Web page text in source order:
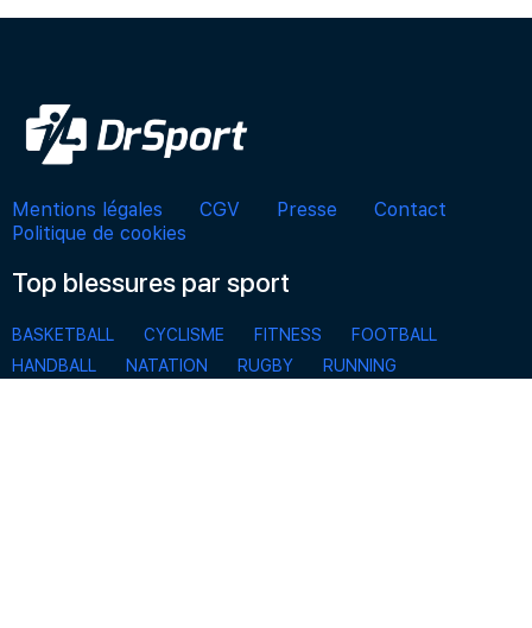
Mentions légales CGV Presse
Contact
Politique de cookies
Top blessures par sport
BASKETBALL CYCLISME FITNESS
FOOTBALL
HANDBALL
NATATION RUGBY
RUNNING